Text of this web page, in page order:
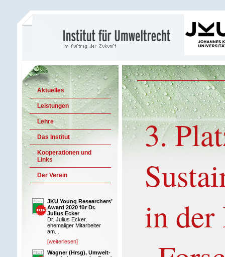
3.
in der
Aktuelles
Leistungen
Lehre
Das Institut
Kooperationen und
Links
Der Verein
JKU Young Researchers’
Award 2020 für Dr.
Julius Ecker
Dr. Julius Ecker,
ehemaliger Mitarbeiter
am...
[weiterlesen]
Wagner (Hrsg), Umwelt-